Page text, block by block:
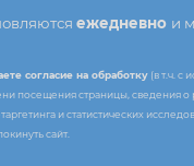
ежедневно и
согласие на обработку (в т.ч. с
посещения страницы, сведения
и статистических
сайт.